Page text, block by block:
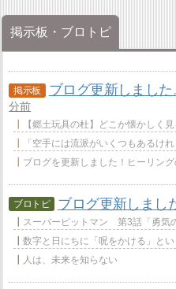
掲示板・ブロトピ
ブログ更新しました
分前
【郷土玩具の杜】どこか懐かしく見るだけでホッと
「空手には流派がいくつもあるけれど、何がどう違う
ブログを更新しました！ヒーリングのことや不思議な
ブログ更新しまし
スーパーピットマン 第3話「勇気
数字と日にちに「呪をかける」とい
人は、未来を知らない